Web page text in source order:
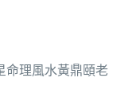
命理風水黃鼎頤老